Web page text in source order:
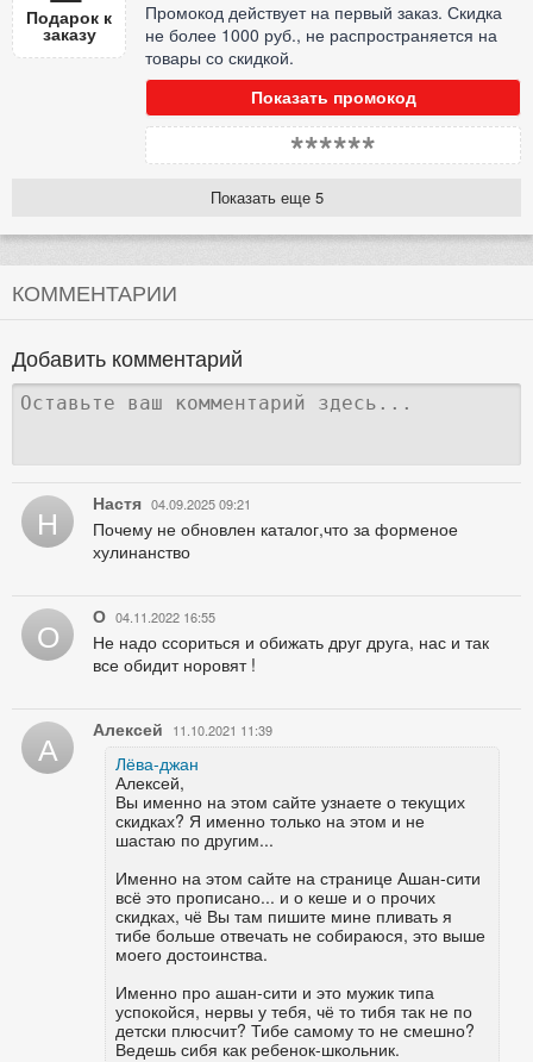
Подарок к
заказу
Промокод действует на первый заказ. Скидка
не более 1000 руб., не распространяется на
товары со скидкой.
Показать промокод
******
Показать еще 5
КОММЕНТАРИИ
Добавить комментарий
Н Настя 04.09.2025 09:21
Почему не обновлен каталог,что за форменое
хулинанство
О О 04.11.2022 16:55
Не надо ссориться и обижать друг друга, нас и так
все обидит норовят !
А Алексей 11.10.2021 11:39
Лёва-джан
Алексей,
Вы именно на этом сайте узнаете о текущих
скидках? Я именно только на этом и не
шастаю по другим...
Именно на этом сайте на странице Ашан-сити
всё это прописано... и о кеше и о прочих
скидках, чё Вы там пишите мине пливать я
тибе больше отвечать не собираюся, это выше
моего достоинства.
Именно про ашан-сити и это мужик типа
успокойся, нервы у тебя, чё то тибя так не по
детски плюсчит? Тибе самому то не смешно?
Ведешь сибя как ребенок-школьник.